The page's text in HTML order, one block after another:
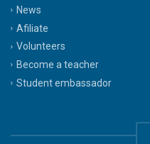
News
Afiliate
Volunteers
Become a teacher
Student embassador